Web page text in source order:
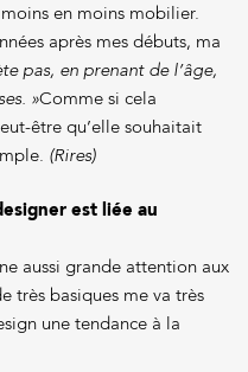
en moins mobilier.
après mes débuts, ma
pas, en prenant de l’âge,
»Comme si cela
être qu’elle souhaitait
(Rires)
est liée au
aussi grande attention aux
très basiques me va très
une tendance à la